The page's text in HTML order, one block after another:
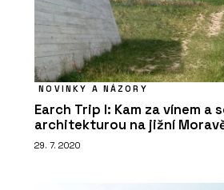
NOVINKY A NÁZORY
Earch Trip I: Kam za vínem a
architekturou na jižní
29. 7. 2020